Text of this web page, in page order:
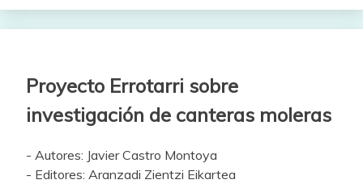
Proyecto Errotarri sobre
investigación de canteras moleras
- Autores: Javier Castro Montoya
- Editores: Aranzadi Zientzi Eikartea